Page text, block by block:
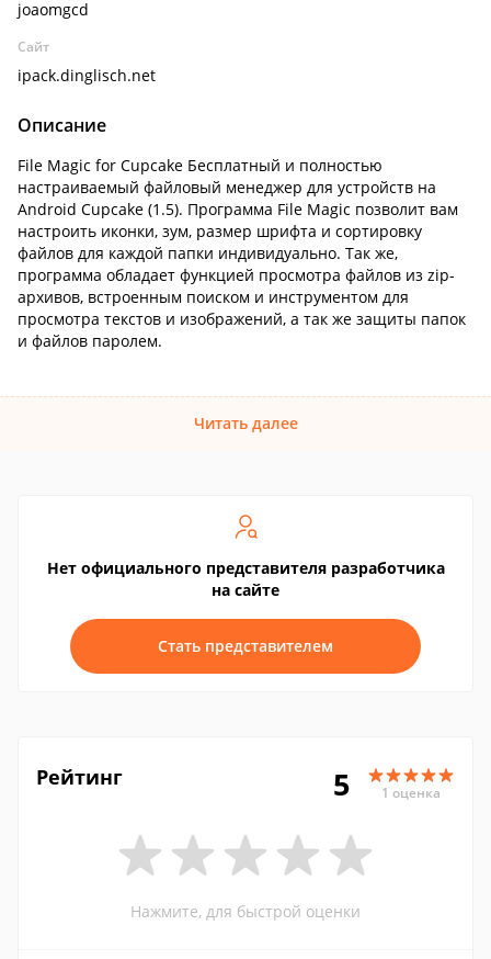
joaomgcd
Сайт
ipack.dinglisch.net
Описание
File Magic for Cupcake Бесплатный и полностью
настраиваемый файловый менеджер для устройств на
Android Cupcake (1.5). Программа File Magic позволит вам
настроить иконки, зум, размер шрифта и сортировку
файлов для каждой папки индивидуально. Так же,
программа обладает функцией просмотра файлов из zip-
архивов, встроенным поиском и инструментом для
просмотра текстов и изображений, а так же защиты папок
и файлов паролем.
Читать далее
Нет официального представителя разработчика
на сайте
Стать представителем
Рейтинг 5 1 оценка
Нажмите, для быстрой оценки